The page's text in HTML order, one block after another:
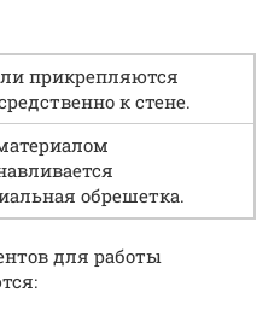
прикрепляются
к стене.
обрешетка.
для работы